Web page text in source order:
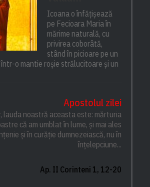
Icoana o înfățișează
pe Fecioara Maria în
mărime naturală, cu
privirea coborâtă,
stând în picioare pe un
într-o mantie roșie strălucitoare și un
Apostolul zilei
lauda noastră aceasta este: mărturia
că am umblat în lume, și mai ales
și în curăție dumnezeiască, nu în
înțelepciune...
Ap. II Corinteni 1, 12-20